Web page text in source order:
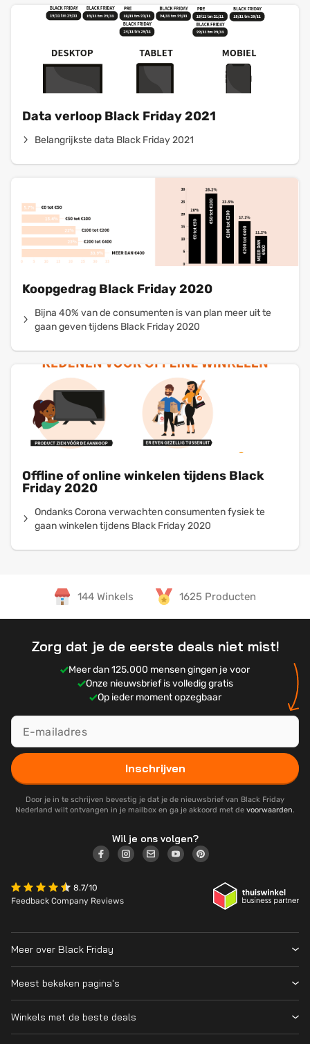
Data verloop Black Friday 2021
Belangrijkste data Black Friday 2021
Koopgedrag Black Friday 2020
Bijna 40% van de consumenten is van plan meer uit te
gaan geven tijdens Black Friday 2020
Offline of online winkelen tijdens Black
Friday 2020
Ondanks Corona verwachten consumenten fysiek te
gaan winkelen tijdens Black Friday 2020
144 Winkels 1625 Producten
Zorg dat je de eerste deals niet mist!
Meer dan 125.000 mensen gingen je voor
Onze nieuwsbrief is volledig gratis
Op ieder moment opzegbaar
Inschrijven
Door je in te schrijven bevestig je dat je de nieuwsbrief van Black Friday
Nederland wilt ontvangen in je mailbox en ga je akkoord met de voorwaarden.
Wil je ons volgen?
8.7/10
Feedback Company Reviews
Meer over Black Friday
Wanneer is Black Friday?
Cyber Monday 2026
Over ons
Meest bekeken pagina's
Winkels met de beste deals